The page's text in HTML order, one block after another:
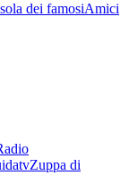
dei famosiAmici
Zuppa di